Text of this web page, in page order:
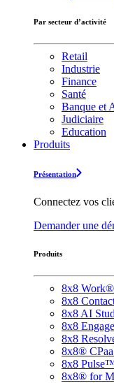
Par secteur d’activité
Retail
Industrie
Finance
Santé
Banque et
Judiciaire
Education
Produits
Présentation
Connectez vos
Demander une
Produits
8x8 Work®
8x8
8x8 AI
8x8
8x8
8x8®
8x8
8x8® for